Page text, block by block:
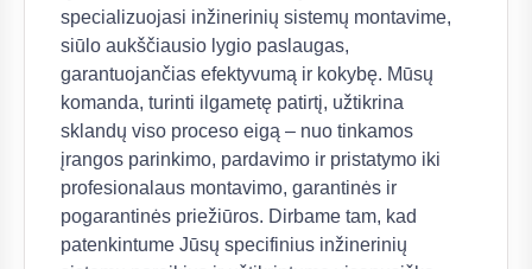
specializuojasi inžinerinių sistemų montavime,
siūlo aukščiausio lygio paslaugas,
garantuojančias efektyvumą ir kokybę. Mūsų
komanda, turinti ilgametę patirtį, užtikrina
sklandų viso proceso eigą – nuo tinkamos
įrangos parinkimo, pardavimo ir pristatymo iki
profesionalaus montavimo, garantinės ir
pogarantinės priežiūros. Dirbame tam, kad
patenkintume Jūsų specifinius inžinerinių